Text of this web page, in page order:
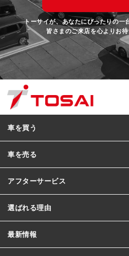
トーサイが、あなたにぴったりの一
皆さまのご来店を心よりお
車を買う
車を売る
アフターサービス
選ばれる理由
最新情報